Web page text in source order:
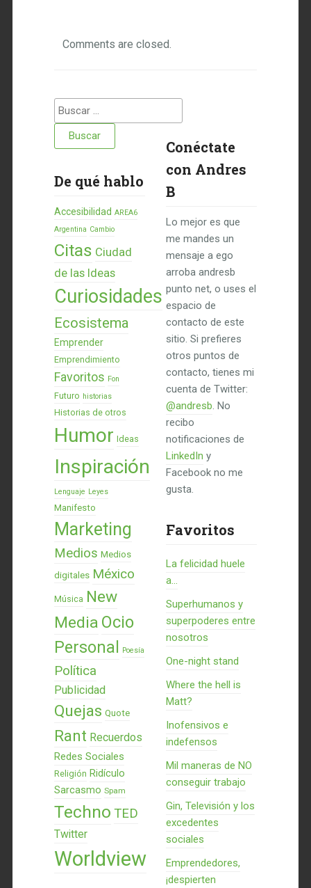
Comments are closed.
Buscar:
De qué hablo
Accesibilidad AREA6
Argentina Cambio
Citas Ciudad
de las Ideas
Curiosidades
Ecosistema
Emprender
Emprendimiento
Favoritos Fon
Futuro historias
Historias de otros
Humor Ideas
Inspiración
Lenguaje Leyes
Manifesto
Marketing
Medios Medios
digitales México
Música New
Media Ocio
Personal Poesía
Política
Publicidad
Quejas Quote
Rant Recuerdos
Redes Sociales
Religión Ridículo
Sarcasmo Spam
Techno TED
Twitter
Worldview
Conéctate
con Andres
B
Lo mejor es que
me mandes un
mensaje a ego
arroba andresb
punto net, o uses el
espacio de
contacto de este
sitio. Si prefieres
otros puntos de
contacto, tienes mi
cuenta de Twitter:
@andresb. No
recibo
notificaciones de
LinkedIn y
Facebook no me
gusta.
Favoritos
La felicidad huele
a...
Superhumanos y
superpoderes entre
nosotros
One-night stand
Where the hell is
Matt?
Inofensivos e
indefensos
Mil maneras de NO
conseguir trabajo
Gin, Televisión y los
excedentes
sociales
Emprendedores,
¡despierten